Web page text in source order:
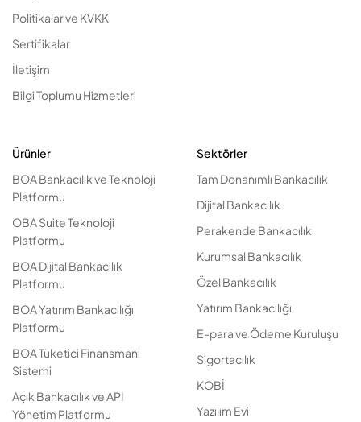
Politikalar ve KVKK
Sertifikalar
İletişim
Bilgi Toplumu Hizmetleri
Ürünler
BOA Bankacılık ve Teknoloji
Platformu
OBA Suite Teknoloji
Platformu
BOA Dijital Bankacılık
Platformu
BOA Yatırım Bankacılığı
Platformu
BOA Tüketici Finansmanı
Sistemi
Açık Bankacılık ve API
Yönetim Platformu
Sektörler
Tam Donanımlı Bankacılık
Dijital Bankacılık
Perakende Bankacılık
Kurumsal Bankacılık
Özel Bankacılık
Yatırım Bankacılığı
E-para ve Ödeme Kuruluşu
Sigortacılık
KOBİ
Yazılım Evi